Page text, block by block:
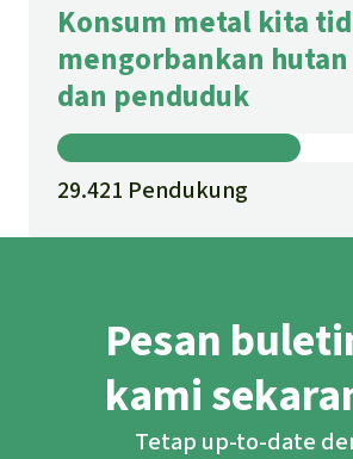
Konsum metal kita
mengorbankan
dan penduduk
29.421 Pendukung
Pesan
kami
Tetap up-to-date